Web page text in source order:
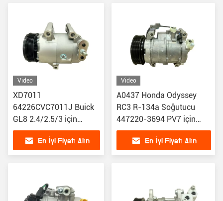
Video
XD7011
64226CVC7011J Buick
GL8 2.4/2.5/3 için
otomobil klima parçaları
araba ac kompresörü.0
En İyi Fiyatı Alın
Video
A0437 Honda Odyssey
RC3 R-134a Soğutucu
447220-3694 PV7 için
yeni yedek araba AC
kompresörleriEn İyi Fiyatı Alın